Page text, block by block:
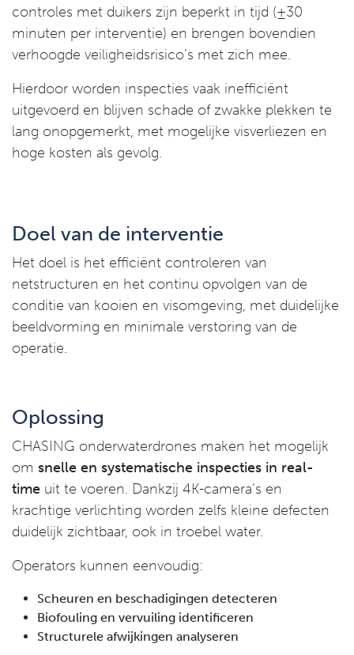
controles met duikers zijn beperkt in tijd (±30
minuten per interventie) en brengen bovendien
verhoogde veiligheidsrisico’s met zich mee.
Hierdoor worden inspecties vaak inefficiënt
uitgevoerd en blijven schade of zwakke plekken te
lang onopgemerkt, met mogelijke visverliezen en
hoge kosten als gevolg.
Doel van de interventie
Het doel is het efficiënt controleren van
netstructuren en het continu opvolgen van de
conditie van kooien en visomgeving, met duidelijke
beeldvorming en minimale verstoring van de
operatie.
Oplossing
CHASING onderwaterdrones maken het mogelijk
om snelle en systematische inspecties in real-
time uit te voeren. Dankzij 4K-camera’s en
krachtige verlichting worden zelfs kleine defecten
duidelijk zichtbaar, ook in troebel water.
Operators kunnen eenvoudig:
Scheuren en beschadigingen detecteren
Biofouling en vervuiling identificeren
Structurele afwijkingen analyseren